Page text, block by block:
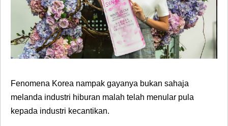
Fenomena Korea nampak gayanya bukan sahaja
melanda industri hiburan malah telah menular pula
kepada industri kecantikan.